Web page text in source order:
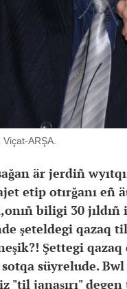
Viçat-ARŞA.
är jerdiñ
etip otırğanı
biligi 30
şeteldegi qazaq
Şettegi
süyrelude.
"til janaşırı"